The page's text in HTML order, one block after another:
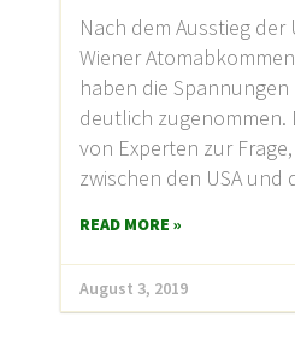
Nach dem Ausstieg der
Wiener
haben die
deutlich zugenommen.
von Experten zur
zwischen den USA und
READ MORE »
August 3, 2019